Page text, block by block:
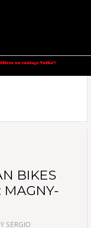
BIKES
MAGNY-
SERGIO